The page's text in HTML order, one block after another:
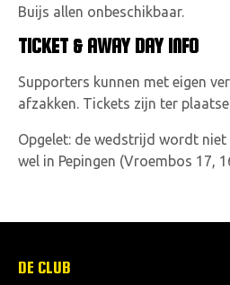
Buijs allen onbeschikbaar.
TICKET & AWAY DAY INFO
Supporters kunnen met eigen
afzakken. Tickets zijn ter
Opgelet: de wedstrijd wordt niet
wel in Pepingen (Vroembos 17,
DE CLUB